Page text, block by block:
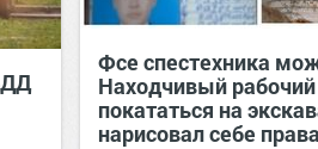
Фсе спеcтехника
Находчивый
покататься на
нарисовал себе права